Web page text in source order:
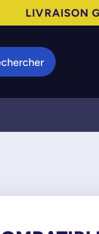
LIVRAISON